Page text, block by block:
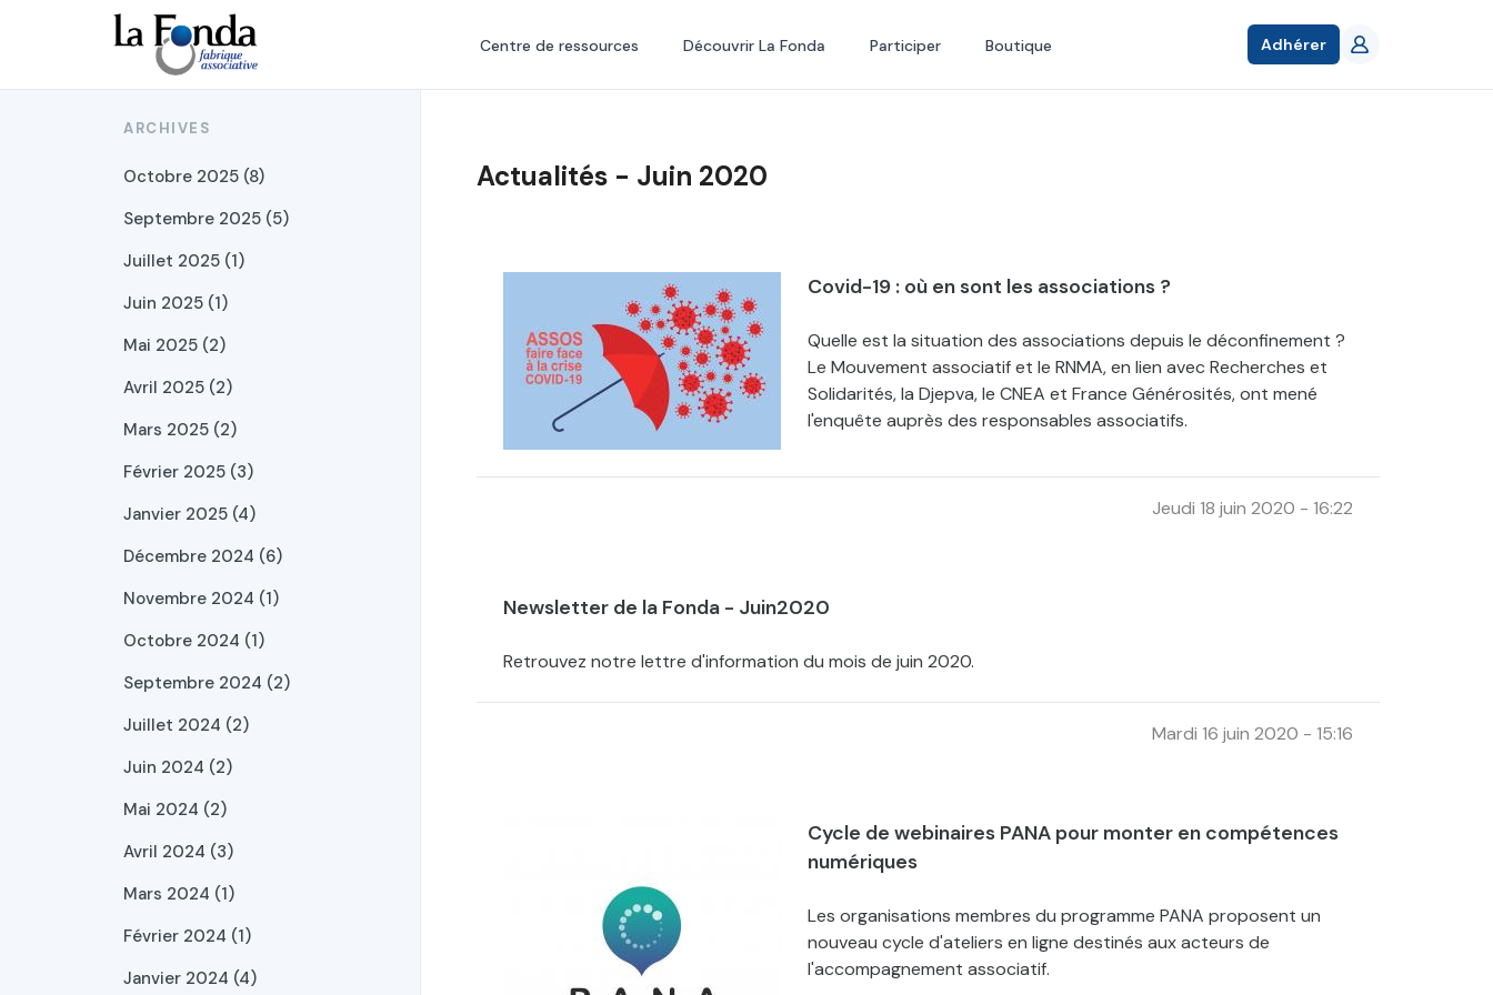
principal
Centre de ressources Découvrir La Fonda Participer Boutique Adhérer
ARCHIVES
Octobre 2025 (8)
Septembre 2025 (5)
Juillet 2025 (1)
Juin 2025 (1)
Mai 2025 (2)
Avril 2025 (2)
Mars 2025 (2)
Février 2025 (3)
Janvier 2025 (4)
Décembre 2024 (6)
Novembre 2024 (1)
Octobre 2024 (1)
Septembre 2024 (2)
Juillet 2024 (2)
Juin 2024 (2)
Mai 2024 (2)
Avril 2024 (3)
Mars 2024 (1)
Février 2024 (1)
Janvier 2024 (4)
Actualités - Juin 2020
Covid-19 : où en sont les associations ?
Quelle est la situation des associations depuis le déconfinement ?
Le Mouvement associatif et le RNMA, en lien avec Recherches et
Solidarités, la Djepva, le CNEA et France Générosités, ont mené
l'enquête auprès des responsables associatifs.
Jeudi 18 juin 2020 - 16:22
Newsletter de la Fonda - Juin2020
Retrouvez notre lettre d'information du mois de juin 2020.
Mardi 16 juin 2020 - 15:16
Cycle de webinaires PANA pour monter en compétences
numériques
Les organisations membres du programme PANA proposent un
nouveau cycle d'ateliers en ligne destinés aux acteurs de
l'accompagnement associatif.